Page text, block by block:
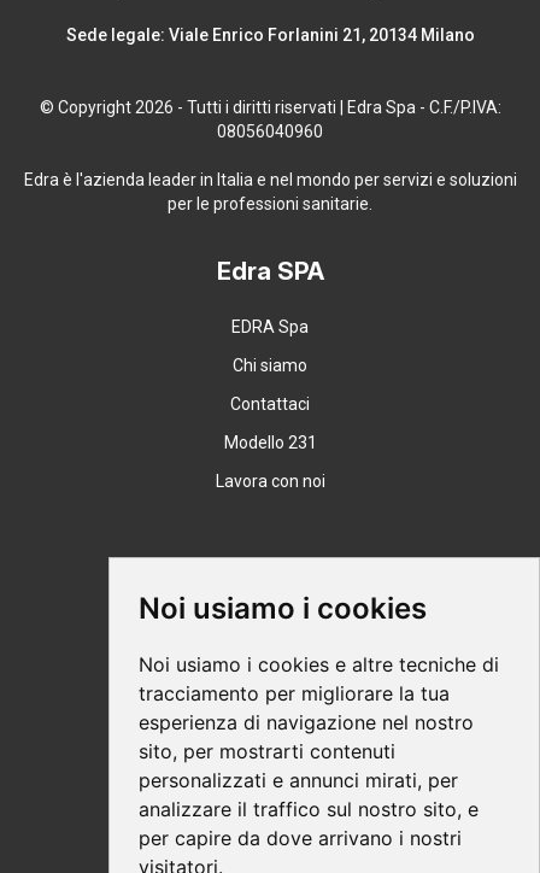
Noi usiamo i cookies
Noi usiamo i cookies e altre tecniche di
tracciamento per migliorare la tua
esperienza di navigazione nel nostro
sito, per mostrarti contenuti
personalizzati e annunci mirati, per
analizzare il traffico sul nostro sito, e
per capire da dove arrivano i nostri
visitatori.
Sede legale: Viale Enrico Forlanini 21, 20134 Milano
© Copyright 2026 - Tutti i diritti riservati | Edra Spa - C.F./P.IVA:
08056040960
Edra è l'azienda leader in Italia e nel mondo per servizi e soluzioni
per le professioni sanitarie.
Edra SPA
EDRA Spa
Chi siamo
Contattaci
Modello 231
Lavora con noi
Supporto
Modalità di acquisto
Ebook help
Privacy
Recesso
Spedizione